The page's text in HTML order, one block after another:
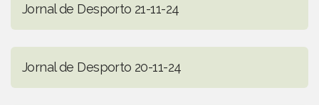
Jornal de Desporto 21-11-24
Jornal de Desporto 20-11-24